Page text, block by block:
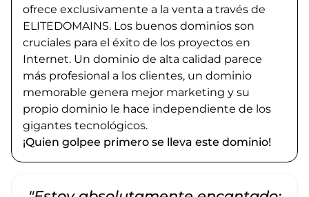
ofrece exclusivamente a la venta a través de
ELITEDOMAINS. Los buenos dominios son
cruciales para el éxito de los proyectos en
Internet. Un dominio de alta calidad parece
más profesional a los clientes, un dominio
memorable genera mejor marketing y su
propio dominio le hace independiente de los
gigantes tecnológicos.
¡Quien golpee primero se lleva este dominio!